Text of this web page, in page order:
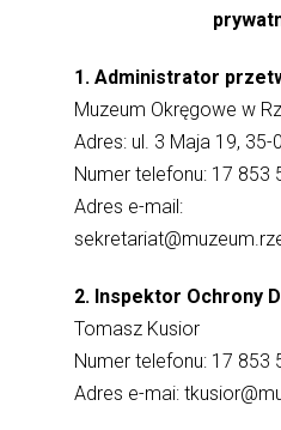
1. Administrator
Muzeum Okręgowe w
Adres: ul. 3 Maja 19, 35-
Numer telefonu: 17 853
Adres e-mail:
2. Inspektor Ochrony
Tomasz Kusior
Numer telefonu: 17 853
Adres e-mai: